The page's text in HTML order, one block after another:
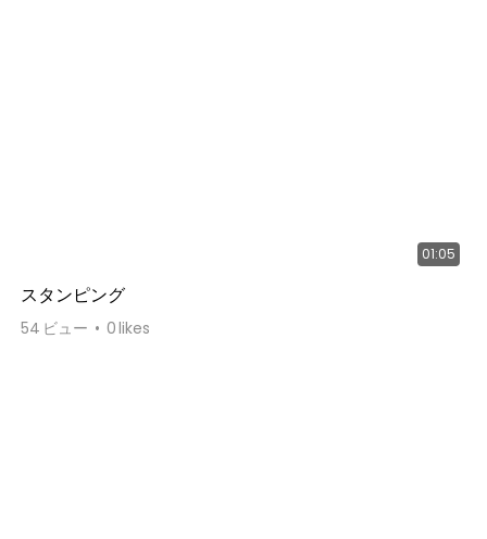
01:05
スタンピング
54 ビュー 0likes